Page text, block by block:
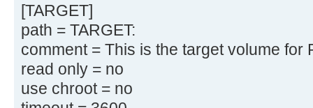
[TARGET]
path = TARGET:
comment = This is the target volume for
read only = no
use chroot = no